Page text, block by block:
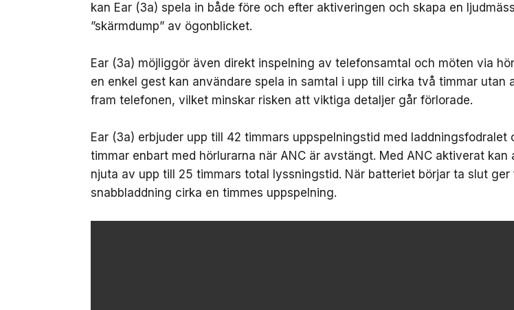
kan Ear (3a) spela in både före och efter aktiveringen och skapa en
”skärmdump” av ögonblicket.
Ear (3a) möjliggör även direkt inspelning av telefonsamtal och möten via
en enkel gest kan användare spela in samtal i upp till cirka två timmar utan
fram telefonen, vilket minskar risken att viktiga detaljer går förlorade.
Ear (3a) erbjuder upp till 42 timmars uppspelningstid med laddningsfodralet
timmar enbart med hörlurarna när ANC är avstängt. Med ANC aktiverat kan
njuta av upp till 25 timmars total lyssningstid. När batteriet börjar ta slut ger
snabbladdning cirka en timmes uppspelning.